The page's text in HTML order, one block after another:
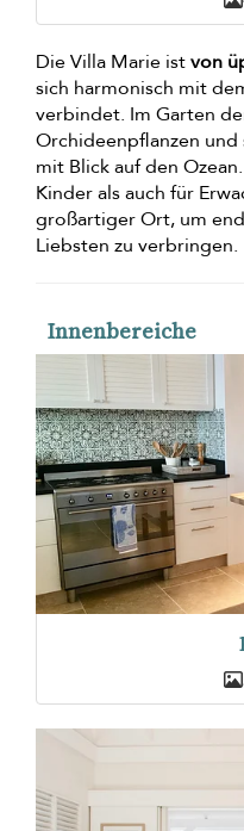
Die Villa Marie istvon
sich harmonisch mit
verbindet. Im Garten
Orchideenpflanzen und
mit Blick auf den
Kinder als auch für
großartiger Ort, um
Liebsten zu verbringen.
Innenbereiche